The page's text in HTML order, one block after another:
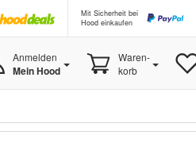
Mit Sicherheit bei
Hood einkaufen
Anmelden
Mein Hood
Waren-
korb